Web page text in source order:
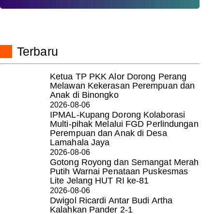
Terbaru
Ketua TP PKK Alor Dorong Perang
Melawan Kekerasan Perempuan dan
Anak di Binongko
2026-08-06
IPMAL-Kupang Dorong Kolaborasi
Multi-pihak Melalui FGD Perlindungan
Perempuan dan Anak di Desa
Lamahala Jaya
2026-08-06
Gotong Royong dan Semangat Merah
Putih Warnai Penataan Puskesmas
Lite Jelang HUT RI ke-81
2026-08-06
Dwigol Ricardi Antar Budi Artha
Kalahkan Pander 2-1